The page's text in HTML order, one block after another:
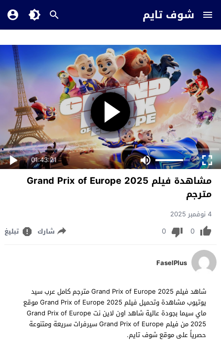
شوف تايم
01:43:21
مشاهدة فيلم Grand Prix of Europe 2025
مترجم
4 نوفمبر 2025
0
0 شارك تبليغ
FaselPlus
شاهد فيلم Grand Prix of Europe 2025 مترجم كامل عرب سيد
يوتيوب مشاهدة وتحميل فيلم Grand Prix of Europe 2025 موقع
ماي سيما بجودة عالية شاهد اون لاين نت Grand Prix of Europe
2025 من فيلم Grand Prix of Europe سيرفرات سريعة ومتنوعة
حصرياً على موقع شوف تايم.